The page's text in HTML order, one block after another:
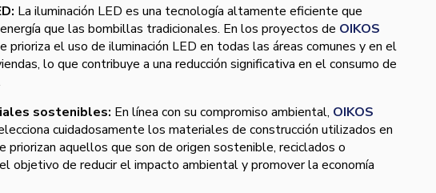
La iluminación LED es una tecnología altamente eficiente que
que las bombillas tradicionales. En los proyectos de OIKOS
prioriza el uso de iluminación LED en todas las áreas comunes y en el
lo que contribuye a una reducción significativa en el consumo de
sostenibles: En línea con su compromiso ambiental, OIKOS
cuidadosamente los materiales de construcción utilizados en
priorizan aquellos que son de origen sostenible, reciclados o
objetivo de reducir el impacto ambiental y promover la economía